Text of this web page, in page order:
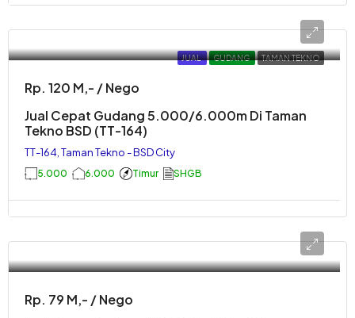
JUAL GUDANG TAMAN TEKNO
Rp. 120 M,- / Nego
Jual Cepat Gudang 5.000/6.000m Di Taman
Tekno BSD (TT-164)
TT-164, Taman Tekno - BSD City
5.000 6.000 Timur SHGB
Rp. 79 M,- / Nego